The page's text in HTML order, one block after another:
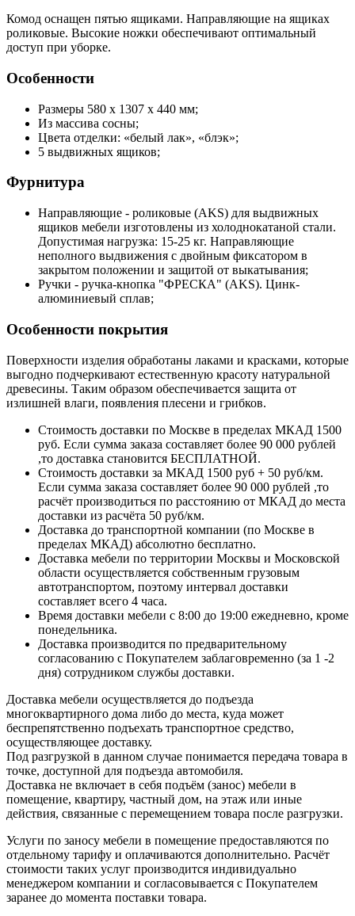
Комод оснащен пятью ящиками. Направляющие на ящиках
роликовые. Высокие ножки обеспечивают оптимальный
доступ при уборке.
Особенности
Размеры 580 x 1307 x 440 мм;
Из массива сосны;
Цвета отделки: «белый лак», «блэк»;
5 выдвижных ящиков;
Фурнитура
Направляющие - роликовые (AKS) для выдвижных
ящиков мебели изготовлены из холоднокатаной стали.
Допустимая нагрузка: 15-25 кг. Направляющие
неполного выдвижения с двойным фиксатором в
закрытом положении и защитой от выкатывания;
Ручки - ручка-кнопка "ФРЕСКА" (AKS). Цинк-
алюминиевый сплав;
Особенности покрытия
Поверхности изделия обработаны лаками и красками, которые
выгодно подчеркивают естественную красоту натуральной
древесины. Таким образом обеспечивается защита от
излишней влаги, появления плесени и грибков.
Стоимость доставки по Москве в пределах МКАД 1500
руб. Если сумма заказа составляет более 90 000 рублей
,то доставка становится БЕСПЛАТНОЙ.
Стоимость доставки за МКАД 1500 руб + 50 руб/км.
Если сумма заказа составляет более 90 000 рублей ,то
расчёт производиться по расстоянию от МКАД до места
доставки из расчёта 50 руб/км.
Доставка до транспортной компании (по Москве в
пределах МКАД) абсолютно бесплатно.
Доставка мебели по территории Москвы и Московской
области осуществляется собственным грузовым
автотранспортом, поэтому интервал доставки
составляет всего 4 часа.
Время доставки мебели с 8:00 до 19:00 ежедневно, кроме
понедельника.
Доставка производится по предварительному
согласованию с Покупателем заблаговременно (за 1 -2
дня) сотрудником службы доставки.
Доставка мебели осуществляется до подъезда
многоквартирного дома либо до места, куда может
беспрепятственно подъехать транспортное средство,
осуществляющее доставку.
Под разгрузкой в данном случае понимается передача товара в
точке, доступной для подъезда автомобиля.
Доставка не включает в себя подъём (занос) мебели в
помещение, квартиру, частный дом, на этаж или иные
действия, связанные с перемещением товара после разгрузки.
Услуги по заносу мебели в помещение предоставляются по
отдельному тарифу и оплачиваются дополнительно. Расчёт
стоимости таких услуг производится индивидуально
менеджером компании и согласовывается с Покупателем
заранее до момента поставки товара.